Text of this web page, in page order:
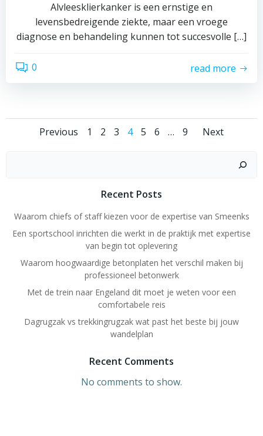
Alvleesklierkanker is een ernstige en
levensbedreigende ziekte, maar een vroege
diagnose en behandeling kunnen tot succesvolle […]
0 read more
Posts
Previous
Posts
Page
1 Page
2 Page
3 Page
4 Page
5 Page
6 … Page
9
Posts
Next
Recent Posts
Waarom chiefs of staff kiezen voor de expertise van Smeenks
Een sportschool inrichten die werkt in de praktijk met expertise
van begin tot oplevering
Waarom hoogwaardige betonplaten het verschil maken bij
professioneel betonwerk
Met de trein naar Engeland dit moet je weten voor een
comfortabele reis
Dagrugzak vs trekkingrugzak wat past het beste bij jouw
wandelplan
Recent Comments
No comments to show.